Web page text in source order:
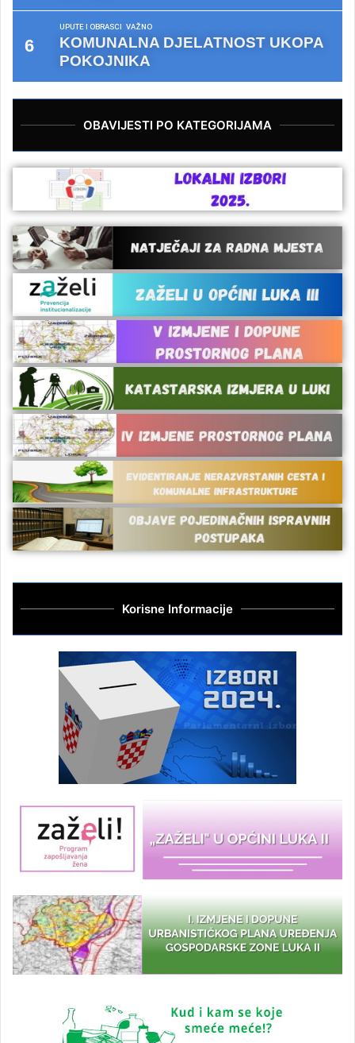
UPUTE I OBRASCI VAŽNO
KOMUNALNA DJELATNOST UKOPA
POKOJNIKA
OBAVIJESTI PO KATEGORIJAMA
Korisne Informacije